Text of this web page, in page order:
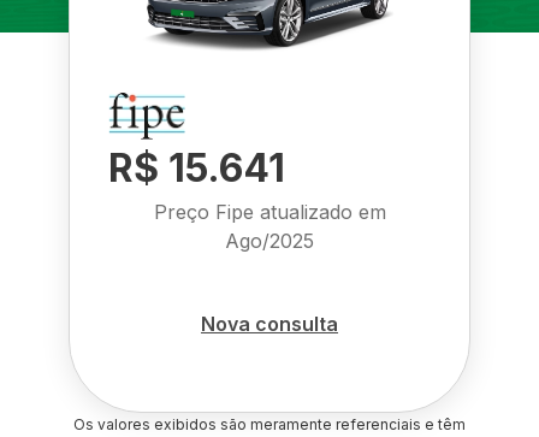
R$ 15.641
Preço Fipe atualizado em
Ago/2025
Nova consulta
Os valores exibidos são meramente referenciais e têm